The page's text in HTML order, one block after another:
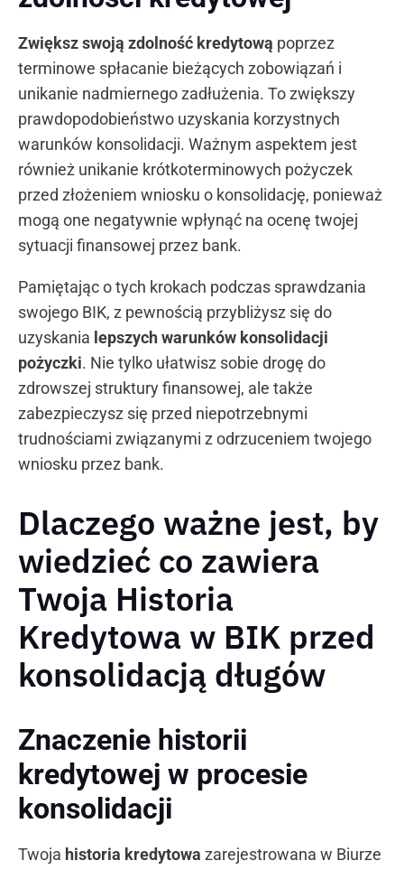
Zwiększ swoją zdolność kredytową poprzez
terminowe spłacanie bieżących zobowiązań i
unikanie nadmiernego zadłużenia. To zwiększy
prawdopodobieństwo uzyskania korzystnych
warunków konsolidacji. Ważnym aspektem jest
również unikanie krótkoterminowych pożyczek
przed złożeniem wniosku o konsolidację, ponieważ
mogą one negatywnie wpłynąć na ocenę twojej
sytuacji finansowej przez bank.
Pamiętając o tych krokach podczas sprawdzania
swojego BIK, z pewnością przybliżysz się do
uzyskania lepszych warunków konsolidacji
pożyczki. Nie tylko ułatwisz sobie drogę do
zdrowszej struktury finansowej, ale także
zabezpieczysz się przed niepotrzebnymi
trudnościami związanymi z odrzuceniem twojego
wniosku przez bank.
Dlaczego ważne jest, by
wiedzieć co zawiera
Twoja Historia
Kredytowa w BIK przed
konsolidacją długów
Znaczenie historii
kredytowej w procesie
konsolidacji
Twoja historia kredytowa zarejestrowana w Biurze